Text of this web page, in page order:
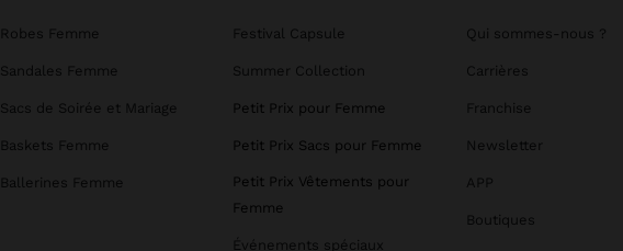
Robes Femme
Sandales Femme
Sacs de Soirée et Mariage
Baskets Femme
Ballerines Femme
Festival Capsule
Summer Collection
Petit Prix pour Femme
Petit Prix Sacs pour Femme
Petit Prix Vêtements pour
Femme
Événements spéciaux
Qui sommes-nous ?
Carrières
Franchise
Newsletter
APP
Boutiques